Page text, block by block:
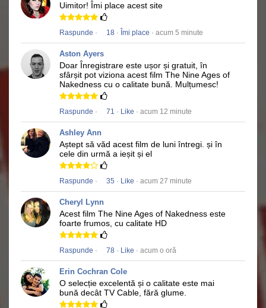
Uimitor! Îmi place acest site
Raspunde · 18 · Îmi place · acum 5 minute
Aston Ayers
Doar Înregistrare este ușor și gratuit, în
sfârșit pot viziona acest film The Nine Ages of
Nakedness cu o calitate bună. Mulțumesc!
Raspunde · 71 · Like · acum 12 minute
Ashley Ann
Aștept să văd acest film de luni întregi. și în
cele din urmă a ieșit și el
Raspunde · 35 · Like · acum 27 minute
Cheryl Lynn
Acest film The Nine Ages of Nakedness este
foarte frumos, cu calitate HD
Raspunde · 78 · Like · acum o oră
Erin Cochran Cole
O selecție excelentă și o calitate este mai
bună decât TV Cable, fără glume.